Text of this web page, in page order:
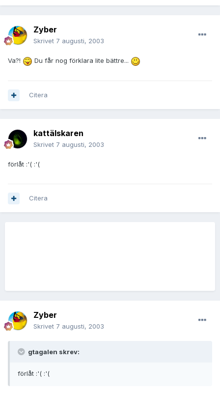
Zyber
Skrivet 7 augusti, 2003
Va?! Du får nog förklara lite bättre...
Citera
kattälskaren
Skrivet 7 augusti, 2003
förlåt :'( :'(
Citera
Zyber
Skrivet 7 augusti, 2003
gtagalen skrev:
förlåt :'( :'(